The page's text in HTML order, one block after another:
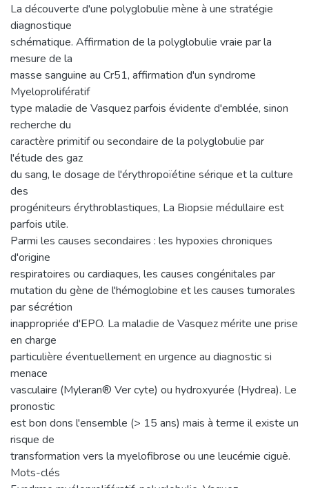
La découverte d'une polyglobulie mène à une stratégie
diagnostique
schématique. Affirmation de la polyglobulie vraie par la
mesure de la
masse sanguine au Cr51, affirmation d'un syndrome
Myeloprolifératif
type maladie de Vasquez parfois évidente d'emblée, sinon
recherche du
caractère primitif ou secondaire de la polyglobulie par
l'étude des gaz
du sang, le dosage de l'érythropoïétine sérique et la culture
des
progéniteurs érythroblastiques, La Biopsie médullaire est
parfois utile.
Parmi les causes secondaires : les hypoxies chroniques
d'origine
respiratoires ou cardiaques, les causes congénitales par
mutation du gène de l'hémoglobine et les causes tumorales
par sécrétion
inappropriée d'EPO. La maladie de Vasquez mérite une prise
en charge
particulière éventuellement en urgence au diagnostic si
menace
vasculaire (Myleran® Ver cyte) ou hydroxyurée (Hydrea). Le
pronostic
est bon dons l'ensemble (> 15 ans) mais à terme il existe un
risque de
transformation vers la myelofibrose ou une leucémie ciguë.
Mots-clés